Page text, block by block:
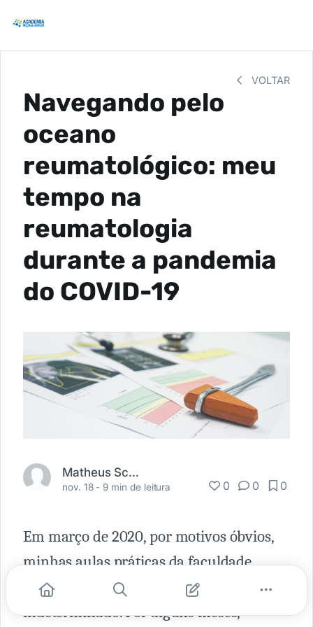
VOLTAR
Navegando pelo
oceano
reumatológico: meu
tempo na
reumatologia
durante a pandemia
do COVID-19
Matheus Scalzilli
nov. 18 - 9 min de leitura 0 0 0
Em março de 2020, por motivos óbvios,
minhas aulas práticas da faculdade
foram suspensas por tempo
indeterminado. Por alguns meses,